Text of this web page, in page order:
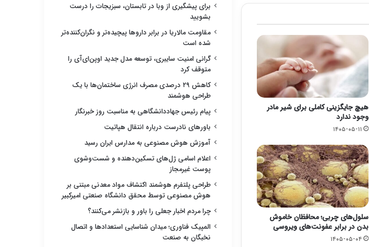
هیچ جایگزینی کاملی برای شیر مادر
وجود ندارد
۱۴۰۵-۰۵-۱۱
سلول‌های چربی؛ محافظان خاموش
بدن در برابر عفونت‌های ویروسی
۱۴۰۵-۰۵-۰۴
برای پیشگیری از وبا در تابستان، سبزیجات را درست
بشویید
مقاومت مالاریا در برابر داروها پیچیده‌تر و نگران‌کننده‌تر
شده است
گرانی امنیت سایبری، توسعه مدل جدید اوپن‌ای‌آی را
متوقف کرد
کاهش ۲۹ درصدی مصرف انرژی ساختمان‌ها با یک
طراحی هوشمند
پیام رئیس جهاددانشگاهی به مناسبت روز خبرنگار
باورهای نادرست درباره انتقال هپاتیت
آموزش هوش مصنوعی به مدارس ایران رسید
اعلام اسامی ژل‌های تسکین‌دهنده و شست‌وشوی
پوست غیرمجاز
طراحی پلتفرم هوشمند اکتشاف مواد معدنی مبتنی بر
هوش مصنوعی توسط محقق دانشگاه صنعتی امیرکبیر
چرا مردم اخبار جعلی را باور و بازنشر می‌کنند؟
المپیک فناوری؛ میدان شناسایی استعدادها و اتصال
نخبگان به صنعت